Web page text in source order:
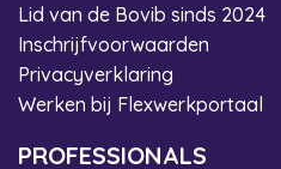
Lid van de Bovib sinds 2024
Inschrijfvoorwaarden
Privacyverklaring
Werken bij Flexwerkportaal
PROFESSIONALS